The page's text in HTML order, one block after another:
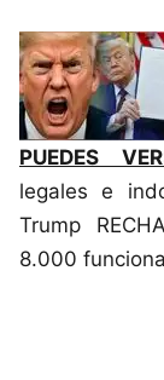
PUEDES
legales e
Trump
8.000